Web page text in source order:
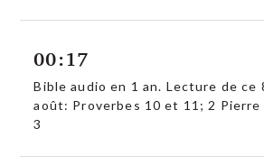
00:17
Bible audio en 1 an. Lecture de ce
août: Proverbes 10 et 11; 2 Pierre
3